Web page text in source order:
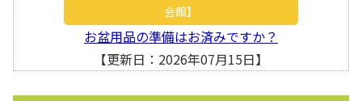
会館】
お盆用品の準備はお済みですか？
【更新日：2026年07月15日】